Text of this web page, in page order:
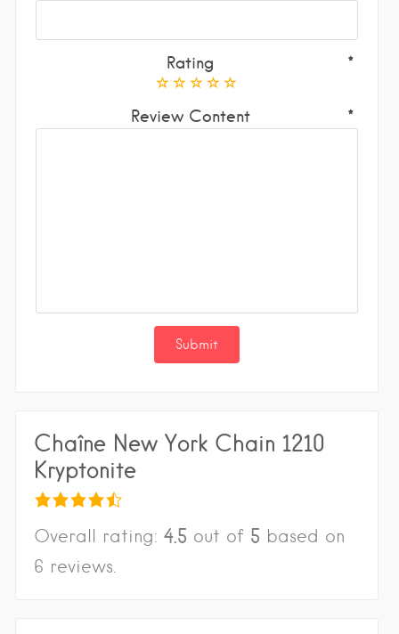
Rating
Review Content
Chaîne New York Chain 1210
Kryptonite
Overall rating: 4.5 out of 5 based on
6 reviews.